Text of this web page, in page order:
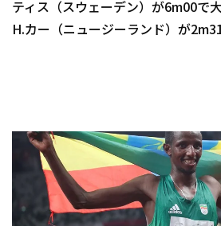
ティス（スウェーデン）が6m00で
H.カー（ニュージーランド）が